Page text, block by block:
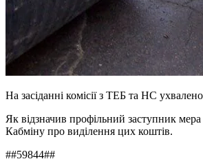
На засіданні комісії з ТЕБ та НС
Як відзначив профільний заступник
Кабміну про виділення цих коштів.
##59844##